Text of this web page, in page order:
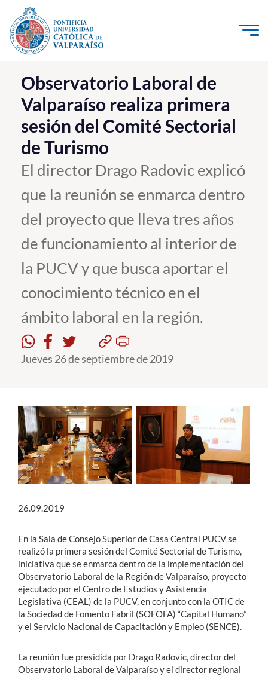
Click acá para ir directamente al contenido
La Universidad
Investigación, Creación e Innovación
PUCV Internacional
Vinculación con el Medio
Admisión
Pregrado
Postgrado
Formación Continua
Estudiantes
Académicos
Funcionarios
English
Observatorio Laboral de
Valparaíso realiza primera
sesión del Comité Sectorial
de Turismo
El director Drago Radovic explicó
que la reunión se enmarca dentro
del proyecto que lleva tres años
de funcionamiento al interior de
la PUCV y que busca aportar el
conocimiento técnico en el
ámbito laboral en la región.
Jueves 26 de septiembre de 2019
26.09.2019
En la Sala de Consejo Superior de Casa Central PUCV se
realizó la primera sesión del Comité Sectorial de Turismo,
iniciativa que se enmarca dentro de la implementación del
Observatorio Laboral de la Región de Valparaíso, proyecto
ejecutado por el Centro de Estudios y Asistencia
Legislativa (CEAL) de la PUCV, en conjunto con la OTIC de
la Sociedad de Fomento Fabril (SOFOFA) “Capital Humano”
y el Servicio Nacional de Capacitación y Empleo (SENCE).
La reunión fue presidida por Drago Radovic, director del
Observatorio Laboral de Valparaíso y el director regional